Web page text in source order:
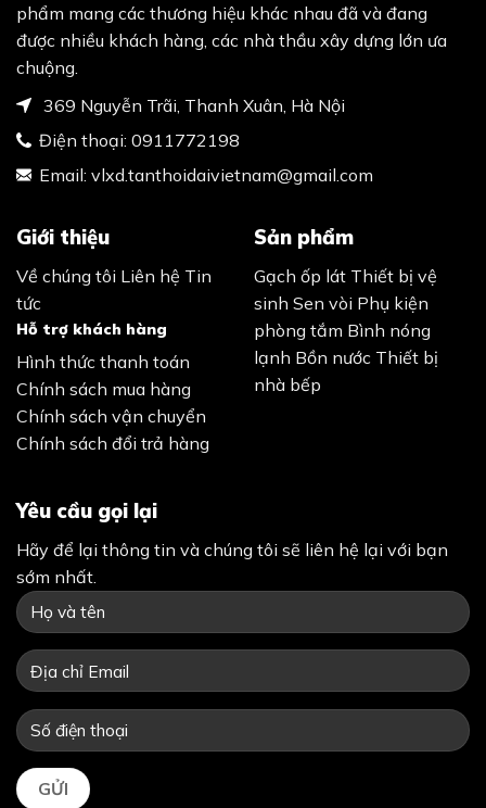
phẩm mang các thương hiệu khác nhau đã và đang
được nhiều khách hàng, các nhà thầu xây dựng lớn ưa
chuộng.
369 Nguyễn Trãi, Thanh Xuân, Hà Nội
Điện thoại: 0911772198
Email: vlxd.tanthoidaivietnam@gmail.com
Giới thiệu
Về chúng tôi Liên hệ Tin
tức
Hỗ trợ khách hàng
Hình thức thanh toán
Chính sách mua hàng
Chính sách vận chuyển
Chính sách đổi trả hàng
Sản phẩm
Gạch ốp lát Thiết bị vệ
sinh Sen vòi Phụ kiện
phòng tắm Bình nóng
lạnh Bồn nước Thiết bị
nhà bếp
Yêu cầu gọi lại
Hãy để lại thông tin và chúng tôi sẽ liên hệ lại với bạn
sớm nhất.